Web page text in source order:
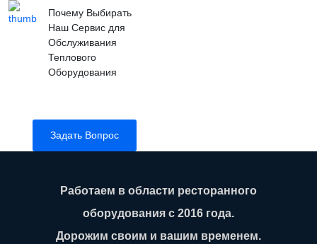
Почему Выбирать
Наш Сервис для
Обслуживания
Теплового
Оборудования
Задать Вопрос
Работаем в области ресторанного
оборудования с 2016 года.
Дорожим своим и вашим временем.